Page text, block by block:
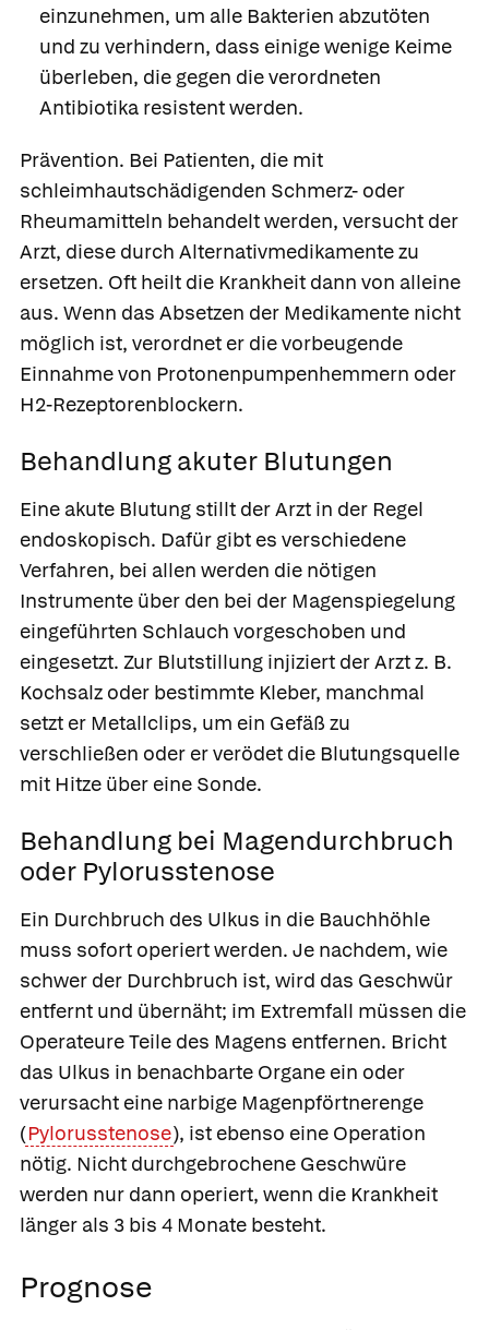
einzunehmen, um alle Bakterien abzutöten
und zu verhindern, dass einige wenige Keime
überleben, die gegen die verordneten
Antibiotika resistent werden.
Prävention. Bei Patienten, die mit
schleimhautschädigenden Schmerz- oder
Rheumamitteln behandelt werden, versucht der
Arzt, diese durch Alternativmedikamente zu
ersetzen. Oft heilt die Krankheit dann von alleine
aus. Wenn das Absetzen der Medikamente nicht
möglich ist, verordnet er die vorbeugende
Einnahme von Protonenpumpenhemmern oder
H2-Rezeptorenblockern.
Behandlung akuter Blutungen
Eine akute Blutung stillt der Arzt in der Regel
endoskopisch. Dafür gibt es verschiedene
Verfahren, bei allen werden die nötigen
Instrumente über den bei der Magenspiegelung
eingeführten Schlauch vorgeschoben und
eingesetzt. Zur Blutstillung injiziert der Arzt z. B.
Kochsalz oder bestimmte Kleber, manchmal
setzt er Metallclips, um ein Gefäß zu
verschließen oder er verödet die Blutungsquelle
mit Hitze über eine Sonde.
Behandlung bei Magendurchbruch
oder Pylorusstenose
Ein Durchbruch des Ulkus in die Bauchhöhle
muss sofort operiert werden. Je nachdem, wie
schwer der Durchbruch ist, wird das Geschwür
entfernt und übernäht; im Extremfall müssen die
Operateure Teile des Magens entfernen. Bricht
das Ulkus in benachbarte Organe ein oder
verursacht eine narbige Magenpförtnerenge
(Pylorusstenose), ist ebenso eine Operation
nötig. Nicht durchgebrochene Geschwüre
werden nur dann operiert, wenn die Krankheit
länger als 3 bis 4 Monate besteht.
Prognose